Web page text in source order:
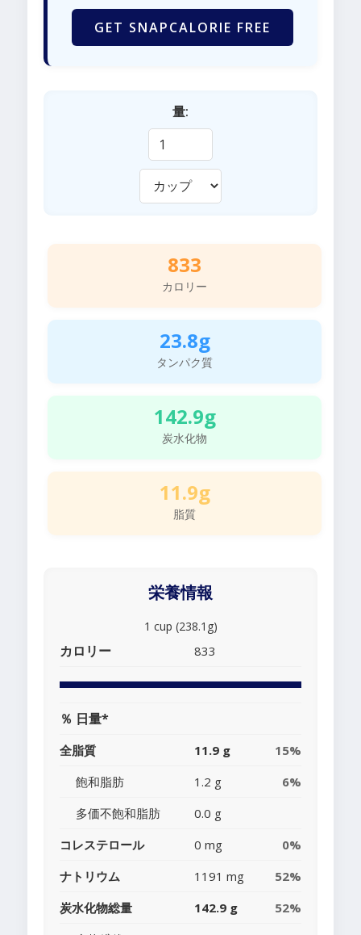
GET SNAPCALORIE FREE
量:
833
カロリー
23.8g
タンパク質
142.9g
炭水化物
11.9g
脂質
栄養情報
1 cup (238.1g)
カロリー 833
％ 日量*
全脂質 11.9 g
15%
飽和脂肪
1.2 g
6%
多価不飽和脂肪
0.0 g
コレステロール
0 mg
0%
ナトリウム
1191 mg
52%
炭水化物総量
142.9 g
52%